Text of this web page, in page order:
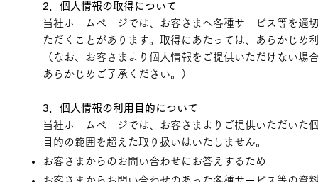
2．個人情報の取得について
当社ホームページでは、お客さまへ各種サービス等を適
ただくことがあります。取得にあたっては、あらかじめ
（なお、お客さまより個人情報をご提供いただけない
あらかじめご了承ください。）
3．個人情報の利用目的について
当社ホームページでは、お客さまよりご提供いただいた
目的の範囲を超えた取り扱いはいたしません。
お客さまからのお問い合わせにお答えするため